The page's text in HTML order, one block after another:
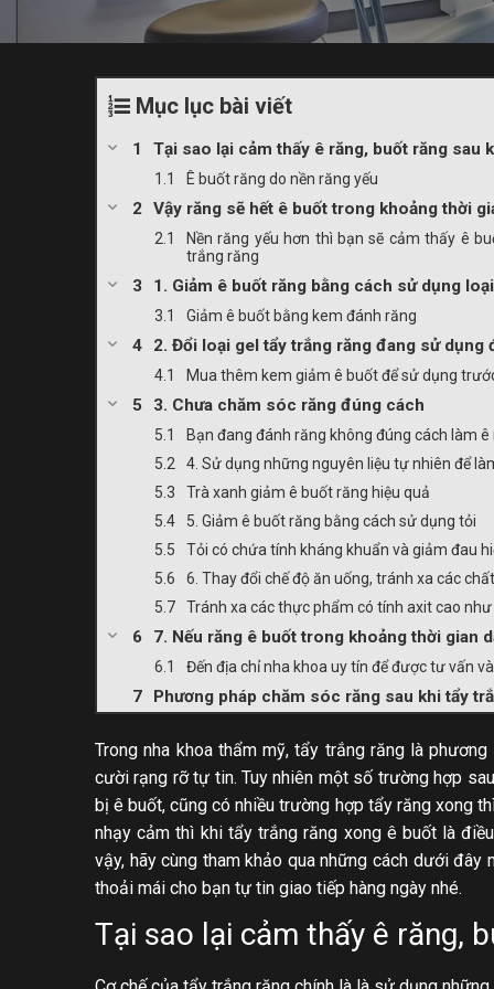
Mục lục bài viết
Tại sao lại cảm thấy ê răng, buốt răng sau
Ê buốt răng do nền răng yếu
Vậy răng sẽ hết ê buốt trong khoảng thời
Nền răng yếu hơn thì bạn sẽ cảm thấy ê
trắng răng
1. Giảm ê buốt răng bằng cách sử dụng
Giảm ê buốt bằng kem đánh răng
2. Đổi loại gel tẩy trắng răng đang sử dụng
Mua thêm kem giảm ê buốt để sử dụng
3. Chưa chăm sóc răng đúng cách
Bạn đang đánh răng không đúng cách làm ê
4. Sử dụng những nguyên liệu tự nhiên để
Trà xanh giảm ê buốt răng hiệu quả
5. Giảm ê buốt răng bằng cách sử dụng tỏi
Tỏi có chứa tính kháng khuẩn và giảm đau
6. Thay đổi chế độ ăn uống, tránh xa các
Tránh xa các thực phẩm có tính axit cao
7. Nếu răng ê buốt trong khoảng thời gian
Đến địa chỉ nha khoa uy tín để được tư vấn
Phương pháp chăm sóc răng sau khi tẩy
Trong nha khoa thẩm mỹ, tẩy trắng răng là
cười rạng rỡ tự tin. Tuy nhiên một số trường hợp
bị ê buốt, cũng có nhiều trường hợp tẩy răng xong
nhạy cảm thì khi tẩy trắng răng xong ê buốt là
vậy, hãy cùng tham khảo qua những cách dưới
thoải mái cho bạn tự tin giao tiếp hàng ngày nhé.
Tại sao lại cảm thấy ê răng,